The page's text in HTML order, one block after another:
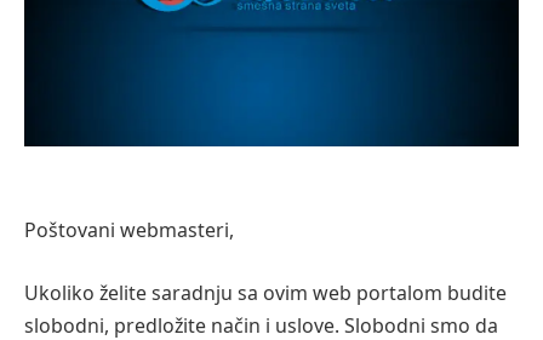
Poštovani webmasteri,
Ukoliko želite saradnju sa ovim web portalom budite
slobodni, predložite način i uslove. Slobodni smo da